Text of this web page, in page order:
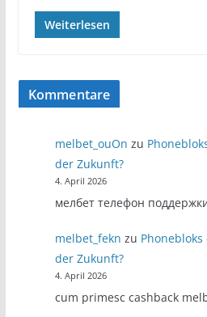
Weiterlesen
Kommentare
melbet_ouOn zu
der Zukunft?
4. April 2026
мелбет телефон
melbet_fekn zu
der Zukunft?
4. April 2026
cum primesc cashback